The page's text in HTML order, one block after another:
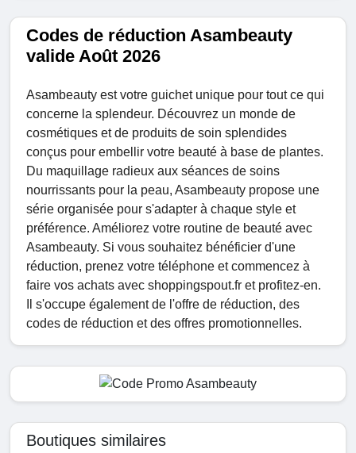
Codes de réduction Asambeauty
valide Août 2026
Asambeauty est votre guichet unique pour tout ce qui
concerne la splendeur. Découvrez un monde de
cosmétiques et de produits de soin splendides
conçus pour embellir votre beauté à base de plantes.
Du maquillage radieux aux séances de soins
nourrissants pour la peau, Asambeauty propose une
série organisée pour s'adapter à chaque style et
préférence. Améliorez votre routine de beauté avec
Asambeauty. Si vous souhaitez bénéficier d'une
réduction, prenez votre téléphone et commencez à
faire vos achats avec shoppingspout.fr et profitez-en.
Il s'occupe également de l'offre de réduction, des
codes de réduction et des offres promotionnelles.
Boutiques similaires